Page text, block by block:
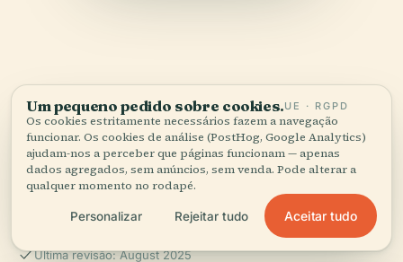
FONTES
Verificado,e mostrado.
Pesquisado e escrito pela equipa editorial da Audiala a
partir de registos históricos, arquivos de arquitetura e
conhecimento local.
Última revisão: August 2025
Um pequeno pedido sobre cookies.UE · RGPD
Os cookies estritamente necessários fazem a navegação
funcionar. Os cookies de análise (PostHog, Google Analytics)
ajudam-nos a perceber que páginas funcionam — apenas
dados agregados, sem anúncios, sem venda. Pode alterar a
qualquer momento no rodapé.
Personalizar Rejeitar tudo Aceitar tudo